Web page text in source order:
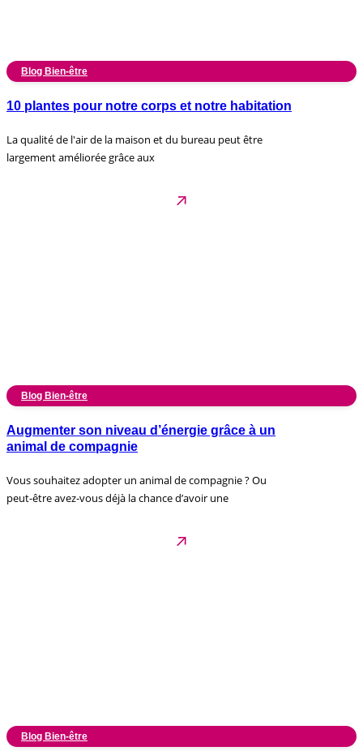
Blog Bien-être
10 plantes pour notre corps et notre habitation
La qualité de l'air de la maison et du bureau peut être
largement améliorée grâce aux
Blog Bien-être
Augmenter son niveau d’énergie grâce à un
animal de compagnie
Vous souhaitez adopter un animal de compagnie ? Ou
peut-être avez-vous déjà la chance d’avoir une
Blog Bien-être